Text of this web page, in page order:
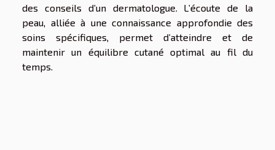
des conseils d’un dermatologue. L’écoute de la
peau, alliée à une connaissance approfondie des
soins spécifiques, permet d’atteindre et de
maintenir un équilibre cutané optimal au fil du
temps.